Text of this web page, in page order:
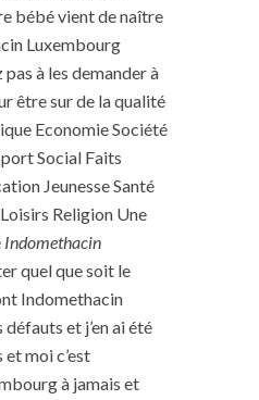
bébé vient de naître
Luxembourg
à les demander à
être sur de la qualité
Economie Société
Social Faits
Jeunesse Santé
Religion Une
Indomethacin
quel que soit le
Indomethacin
et j’en ai été
moi c’est
à jamais et